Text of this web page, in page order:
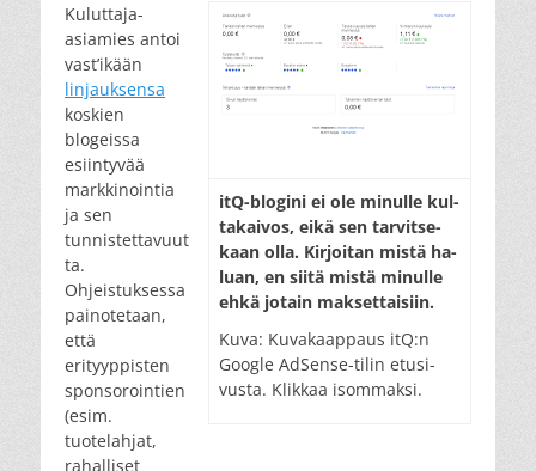
itQ-blo­gi­ni ei ole mi­nul­le kul­
ta­kai­vos, ei­kä sen tar­vit­se­
kaan ol­la. Kir­joi­tan mis­tä ha­
luan, en sii­tä mis­tä mi­nul­le
eh­kä jo­tain mak­set­tai­siin.
Kuva: Ku­va­kaap­paus itQ:n
Google AdSense-tilin etu­si­
vus­ta. Klik­kaa isom­mak­si.
Kuluttaja-
asiamies antoi
vast’ikään
linjauksensa
koskien
blogeissa
esiintyvää
markkinointia
ja sen
tunnistettavuut
ta.
Ohjeistuksessa
painotetaan,
että
erityyppisten
sponsorointien
(esim.
tuotelahjat,
rahalliset